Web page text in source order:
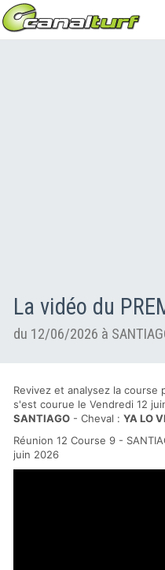
La vidéo du
du 12/06/2026 à
Revivez et analysez la course
s'est courue le Vendredi 12
SANTIAGO - Cheval : YA LO VI
Réunion 12 Course 9 -
juin 2026